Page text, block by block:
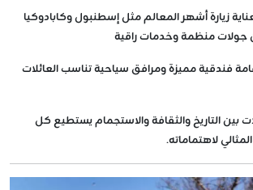
زيارة أشهر المعالم مثل إسطنبول وكابادوكيا
جولات منظمة وخدمات راقية
فندقية مميزة ومرافق سياحية تناسب العائلات
بين التاريخ والثقافة والاستجمام يستطيع كل
لاهتماماته.